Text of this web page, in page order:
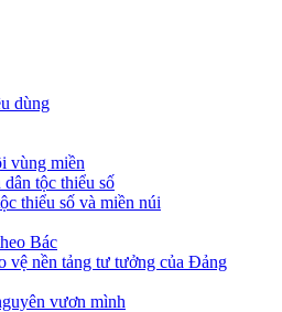
dùng
vùng miền
tộc thiểu số
thiểu số và miền núi
Bác
vệ nền tảng tư tưởng của Đảng
vươn mình